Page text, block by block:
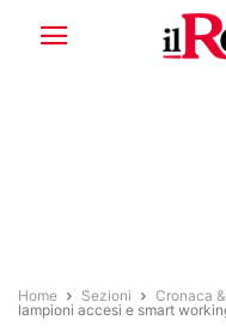
Home Sezioni Cronaca
lampioni accesi e smart